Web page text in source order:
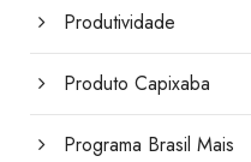
Produtividade
Produto Capixaba
Programa Brasil Mais